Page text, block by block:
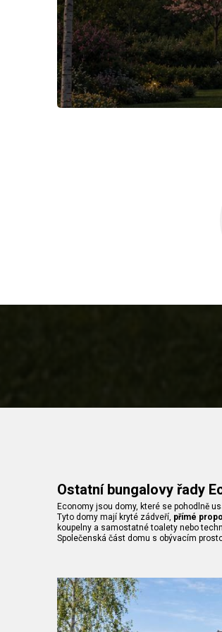
Ostatní bungalovy řady
Economy jsou domy, které se pohodlně
Tyto domy mají kryté zádveří, přímé
koupelny a samostatné toalety nebo
Společenská část domu s obývacím